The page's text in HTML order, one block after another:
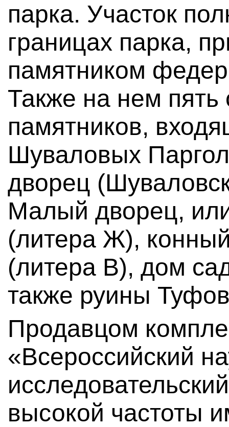
парка. Участок
границах парка,
памятником
Также на нем пять
памятников,
Шуваловых
дворец
Малый дворец,
(литера Ж),
(литера В), дом
также руины
Продавцом
«Всероссийский
высокой частоты